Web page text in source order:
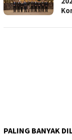
PALING BANYAK